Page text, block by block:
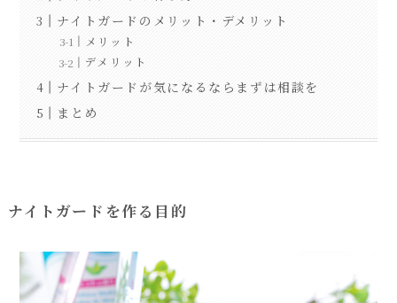
ナイトガードのメリット・デメリット
メリット
デメリット
ナイトガードが気になるならまずは相談を
まとめ
ナイトガードを作る目的